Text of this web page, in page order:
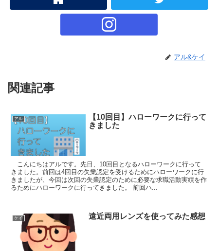
アル&ケイ
関連記事
アル
【10回目】ハローワークに行って
きました
こんにちはアルです。先日、10回目となるハローワークに行って
きました。前回は4回目の失業認定を受けるためにハローワークに行
きましたが、今回は次回の失業認定のために必要な求職活動実績を作
るためにハローワークに行ってきました。 前回ハ...
ケイ 遠近両用レンズを使ってみた感想